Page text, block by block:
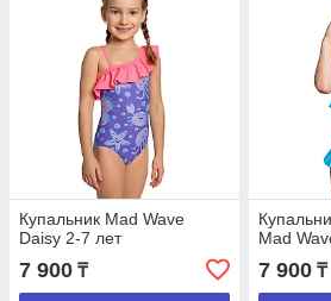
Купальник Mad Wave
Daisy 2-7 лет
7 900 ₸
Mad
7 900₸